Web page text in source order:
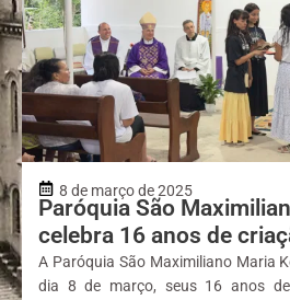
8 de março de 2025
Paróquia São
celebra 16 anos de
A Paróquia São Maximiliano Maria
dia 8 de março, seus 16 anos